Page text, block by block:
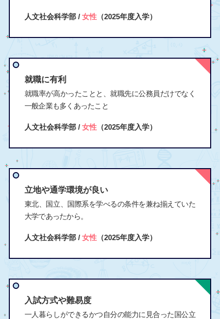
人文社会科学部 / 女性（2025年度入学）
就職に有利
就職率が高かったことと、就職先に公務員だけでなく
一般企業も多くあったこと
人文社会科学部 / 女性（2025年度入学）
立地や通学環境が良い
東北、国立、国際系を学べるの条件を兼ね揃えていた
大学であったから。
人文社会科学部 / 女性（2025年度入学）
入試方式や難易度
一人暮らしができるかつ自分の能力に見合った国公立